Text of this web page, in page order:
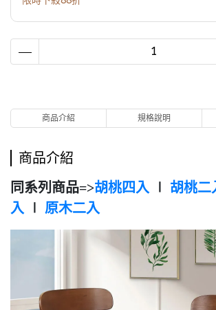
商品介紹 規格說明
商品介紹
同系列商品=>胡桃四入 胡桃二
入
原木二入